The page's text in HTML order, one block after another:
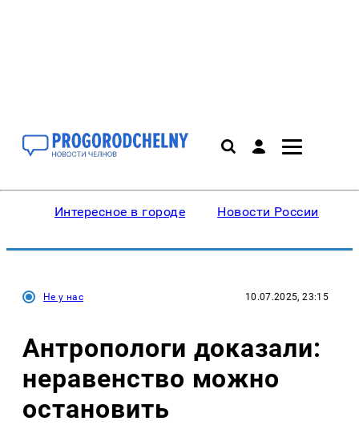
Интересное в городе Новости России
Не у нас 10.07.2025, 23:15
Антропологи доказали:
неравенство можно
остановить